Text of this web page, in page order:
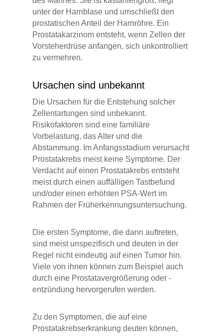
unter der Harnblase und umschließt den
prostatischen Anteil der Harnröhre. Ein
Prostatakarzinom entsteht, wenn Zellen der
Vorsteherdrüse anfangen, sich unkontrolliert
zu vermehren.
Ursachen sind unbekannt
Die Ursachen für die Entstehung solcher
Zellentartungen sind unbekannt.
Risikofaktoren sind eine familiäre
Vorbelastung, das Alter und die
Abstammung. Im Anfangsstadium verursacht
Prostatakrebs meist keine Symptome. Der
Verdacht auf einen Prostatakrebs entsteht
meist durch einen auffälligen Tastbefund
und/oder einen erhöhten PSA-Wert im
Rahmen der Früherkennungsuntersuchung.
Die ersten Symptome, die dann auftreten,
sind meist unspezifisch und deuten in der
Regel nicht eindeutig auf einen Tumor hin.
Viele von ihnen können zum Beispiel auch
durch eine Prostatavergrößerung oder -
entzündung hervorgerufen werden.
Zu den Symptomen, die auf eine
Prostatakrebserkrankung deuten können,